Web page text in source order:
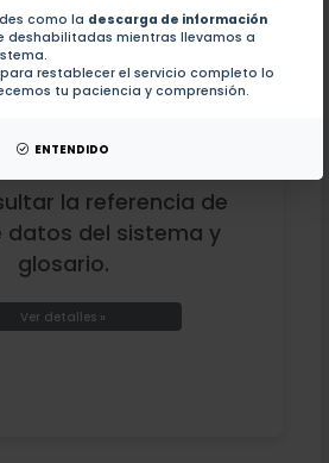
como la descarga de información
deshabilitadas mientras llevamos a
restablecer el servicio completo lo
tu paciencia y comprensión.
ENTENDIDOSIIA
la referencia de
datos del sistema y
glosario.
Ver detalles »